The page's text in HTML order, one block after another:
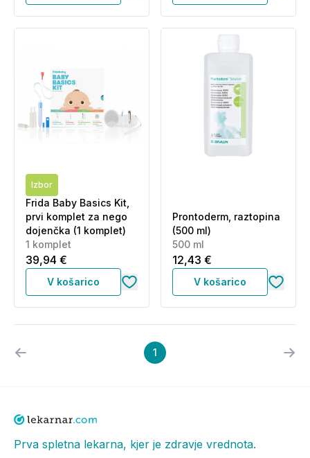
Izbor
Frida Baby Basics Kit,
prvi komplet za nego
dojenčka (1 komplet)
1 komplet
39,94 €
V košarico
Prontoderm, raztopina
(500 ml)
500 ml
12,43 €
V košarico
1
Prva spletna lekarna, kjer je zdravje vrednota.